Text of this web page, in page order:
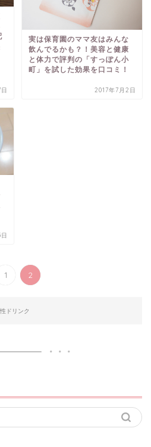
実は保育園のママ友はみんな
飲んでるかも？！美容と健康
と体力で評判の「すっぽん小
町」を試した効果を口コミ！
2017年7月2日
1 2
ドリンク